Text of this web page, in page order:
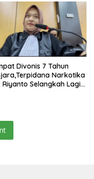
Divonis 7 Tahun
Narkotika
Riyanto Selangkah Lagi